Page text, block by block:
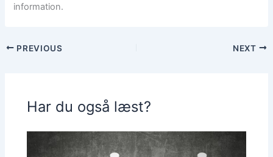
information.
PREVIOUS NEXT
Har du også læst?